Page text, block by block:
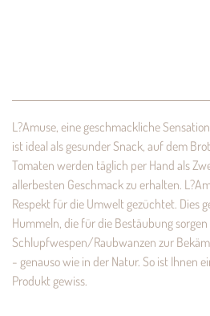
L?Amuse, eine geschmackliche
ist ideal als gesunder Snack, auf dem
Tomaten werden täglich per Hand als
allerbesten Geschmack zu erhalten.
Respekt für die Umwelt gezüchtet. Dies
Hummeln, die für die Bestäubung
Schlupfwespen/Raubwanzen zur
- genauso wie in der Natur. So ist Ihnen
Produkt gewiss.